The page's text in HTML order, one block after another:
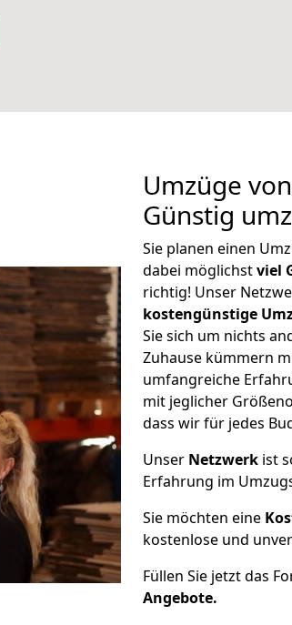
Umzüge
Günstig
Sie planen einen
dabei möglichstviel
richtig! Unser
kostengünstige
Sie sich um nichts
Zuhause kümmern
umfangreiche
mit jeglicher
dass wir für jedes
Unser Netzwerk ist
Erfahrung im
Sie möchten eine
kostenlose und
Füllen Sie jetzt das
Angebote.